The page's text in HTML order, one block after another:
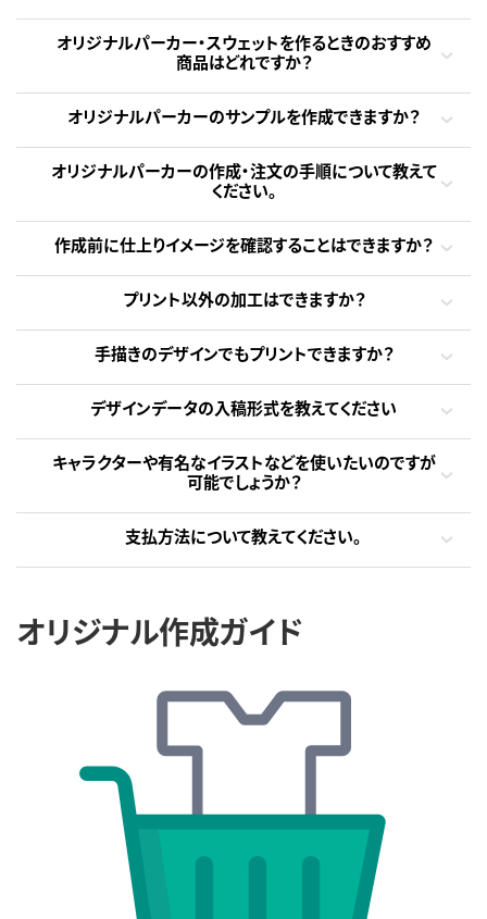
オリジナルパーカー・スウェットを作るときのおすすめ
商品はどれですか？
オリジナルパーカーのサンプルを作成できますか？
オリジナルパーカーの作成・注文の手順について教えて
ください。
作成前に仕上りイメージを確認することはできますか？
プリント以外の加工はできますか？
手描きのデザインでもプリントできますか？
デザインデータの入稿形式を教えてください
キャラクターや有名なイラストなどを使いたいのですが
可能でしょうか？
支払方法について教えてください。
オリジナル作成ガイド